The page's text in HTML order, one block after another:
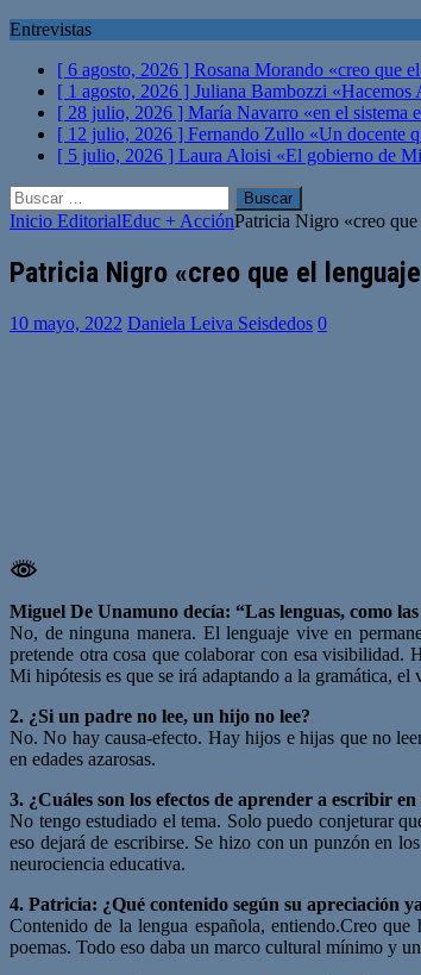
Entrevistas
[ 6 agosto, 2026 ] Rosana Morando «creo que
[ 1 agosto, 2026 ] Juliana Bambozzi «Hacemos
[ 28 julio, 2026 ] María Navarro «en el sistema
[ 12 julio, 2026 ] Fernando Zullo «Un docente
[ 5 julio, 2026 ] Laura Aloisi «El gobierno de
Buscar:
Inicio EditorialEduc + AcciónPatricia Nigro «creo
Patricia Nigro «creo que el
10 mayo, 2022 Daniela Leiva Seisdedos 0
Miguel De Unamuno decía: “Las lenguas, como
No, de ninguna manera. El lenguaje vive en
pretende otra cosa que colaborar con esa visibilidad.
Mi hipótesis es que se irá adaptando a la gramática, el
2. ¿Si un padre no lee, un hijo no lee?
No. No hay causa-efecto. Hay hijos e hijas que no
en edades azarosas.
3. ¿Cuáles son los efectos de aprender a escribir
No tengo estudiado el tema. Solo puedo conjeturar
eso dejará de escribirse. Se hizo con un punzón en
neurociencia educativa.
4. Patricia: ¿Qué contenido según su apreciación
Contenido de la lengua española, entiendo.Creo
poemas. Todo eso daba un marco cultural mínimo y